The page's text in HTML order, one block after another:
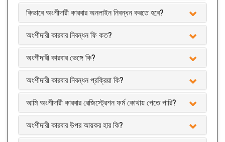
কিভাবে অংশীদারী কারবার অনলাইন নিবন্ধন করতে হবে?
অংশীদারী কারবার নিবন্ধন ফি কত?
অংশীদারী কারবার ভেঙ্গে কি?
অংশীদারী কারবার নিবন্ধন প্রক্রিয়া কি?
আমি অংশীদারী কারবার রেজিস্ট্রেশন ফর্ম কোথায় পেতে পারি?
অংশীদারী কারবার উপর আয়কর হার কি?